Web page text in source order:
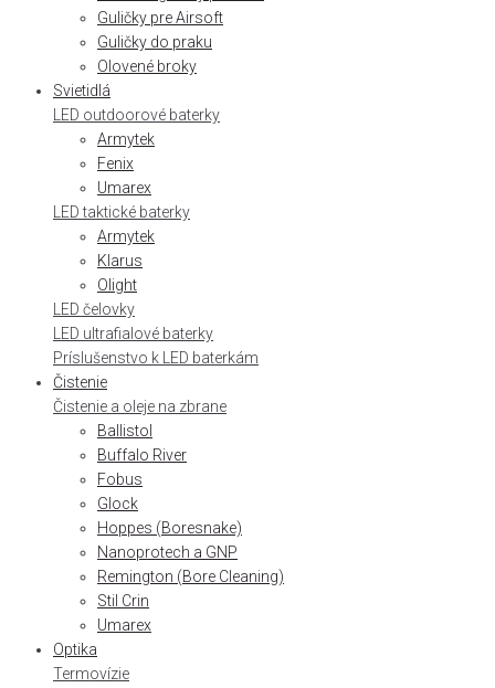
Guličky pre Airsoft
Guličky do praku
Olovené broky
Svietidlá
LED outdoorové baterky
Armytek
Fenix
Umarex
LED taktické baterky
Armytek
Klarus
Olight
LED čelovky
LED ultrafialové baterky
Príslušenstvo k LED baterkám
Čistenie
Čistenie a oleje na zbrane
Ballistol
Buffalo River
Fobus
Glock
Hoppes (Boresnake)
Nanoprotech a GNP
Remington (Bore Cleaning)
Stil Crin
Umarex
Optika
Termovízie